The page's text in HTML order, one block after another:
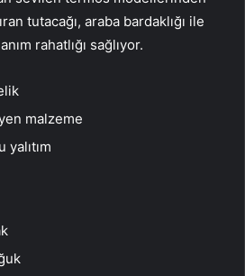
tutacağı, araba bardaklığı ile
rahatlığı sağlıyor.
malzeme